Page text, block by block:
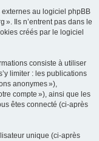
externes au logiciel phpBB
». Ils n’entrent pas dans le
créés par le logiciel
consiste à utiliser
limiter : les publications
anonymes »),
compte »), ainsi que les
êtes connecté (ci-après
unique (ci-après